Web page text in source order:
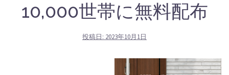
10,000世帯に無料配布
投稿日: 2023年10月1日